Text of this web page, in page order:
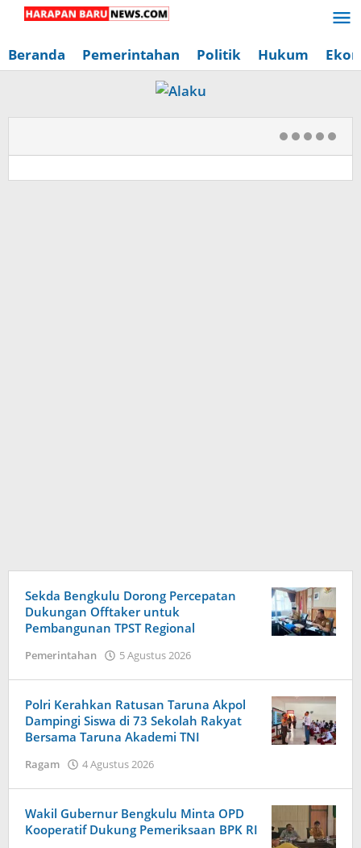
Lewati
konten
Beranda Pemerintahan Politik Hukum
Harapan
Baru
Sekda Bengkulu Dorong Percepatan
Dukungan Offtaker untuk
Pembangunan TPST Regional
Pemerintahan 5 Agustus 2026
Harapan
Baru
News
Polri Kerahkan Ratusan Taruna Akpol
Dampingi Siswa di 73 Sekolah Rakyat
Bersama Taruna Akademi TNI
Ragam 4 Agustus 2026
Harapan
Baru
News
Wakil Gubernur Bengkulu Minta OPD
Kooperatif Dukung Pemeriksaan BPK RI